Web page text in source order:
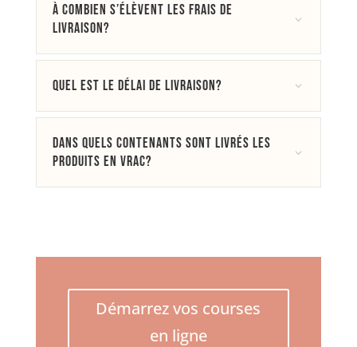
3
À combien s’élèvent les frais de
livraison?
3
Quel est le délai de livraison?
3
Dans quels contenants sont livrés les
produits en vrac?
Démarrez vos courses
en ligne